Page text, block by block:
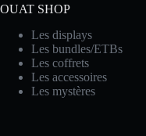
OUAT SHOP
Les displays
Les bundles/ETBs
Les coffrets
Les accessoires
Les mystères